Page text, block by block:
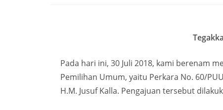
Pada hari ini, 30 Juli 2018, kami berenam
Pemilihan Umum, yaitu Perkara No. 60/
H.M. Jusuf Kalla. Pengajuan tersebut